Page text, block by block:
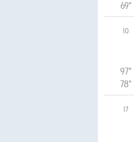
69°
10
97°
78°
17